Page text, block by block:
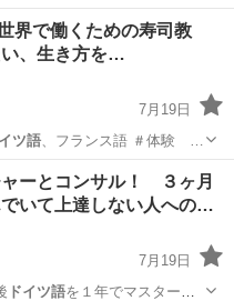
界で働くための寿司教
、生き方を…
7月19日
ツ語 、フランス語 ＃体験 …
ーとコンサル！ ３ヶ月
いて上達しない人への…
7月19日
ドイツ語を１年でマスターで